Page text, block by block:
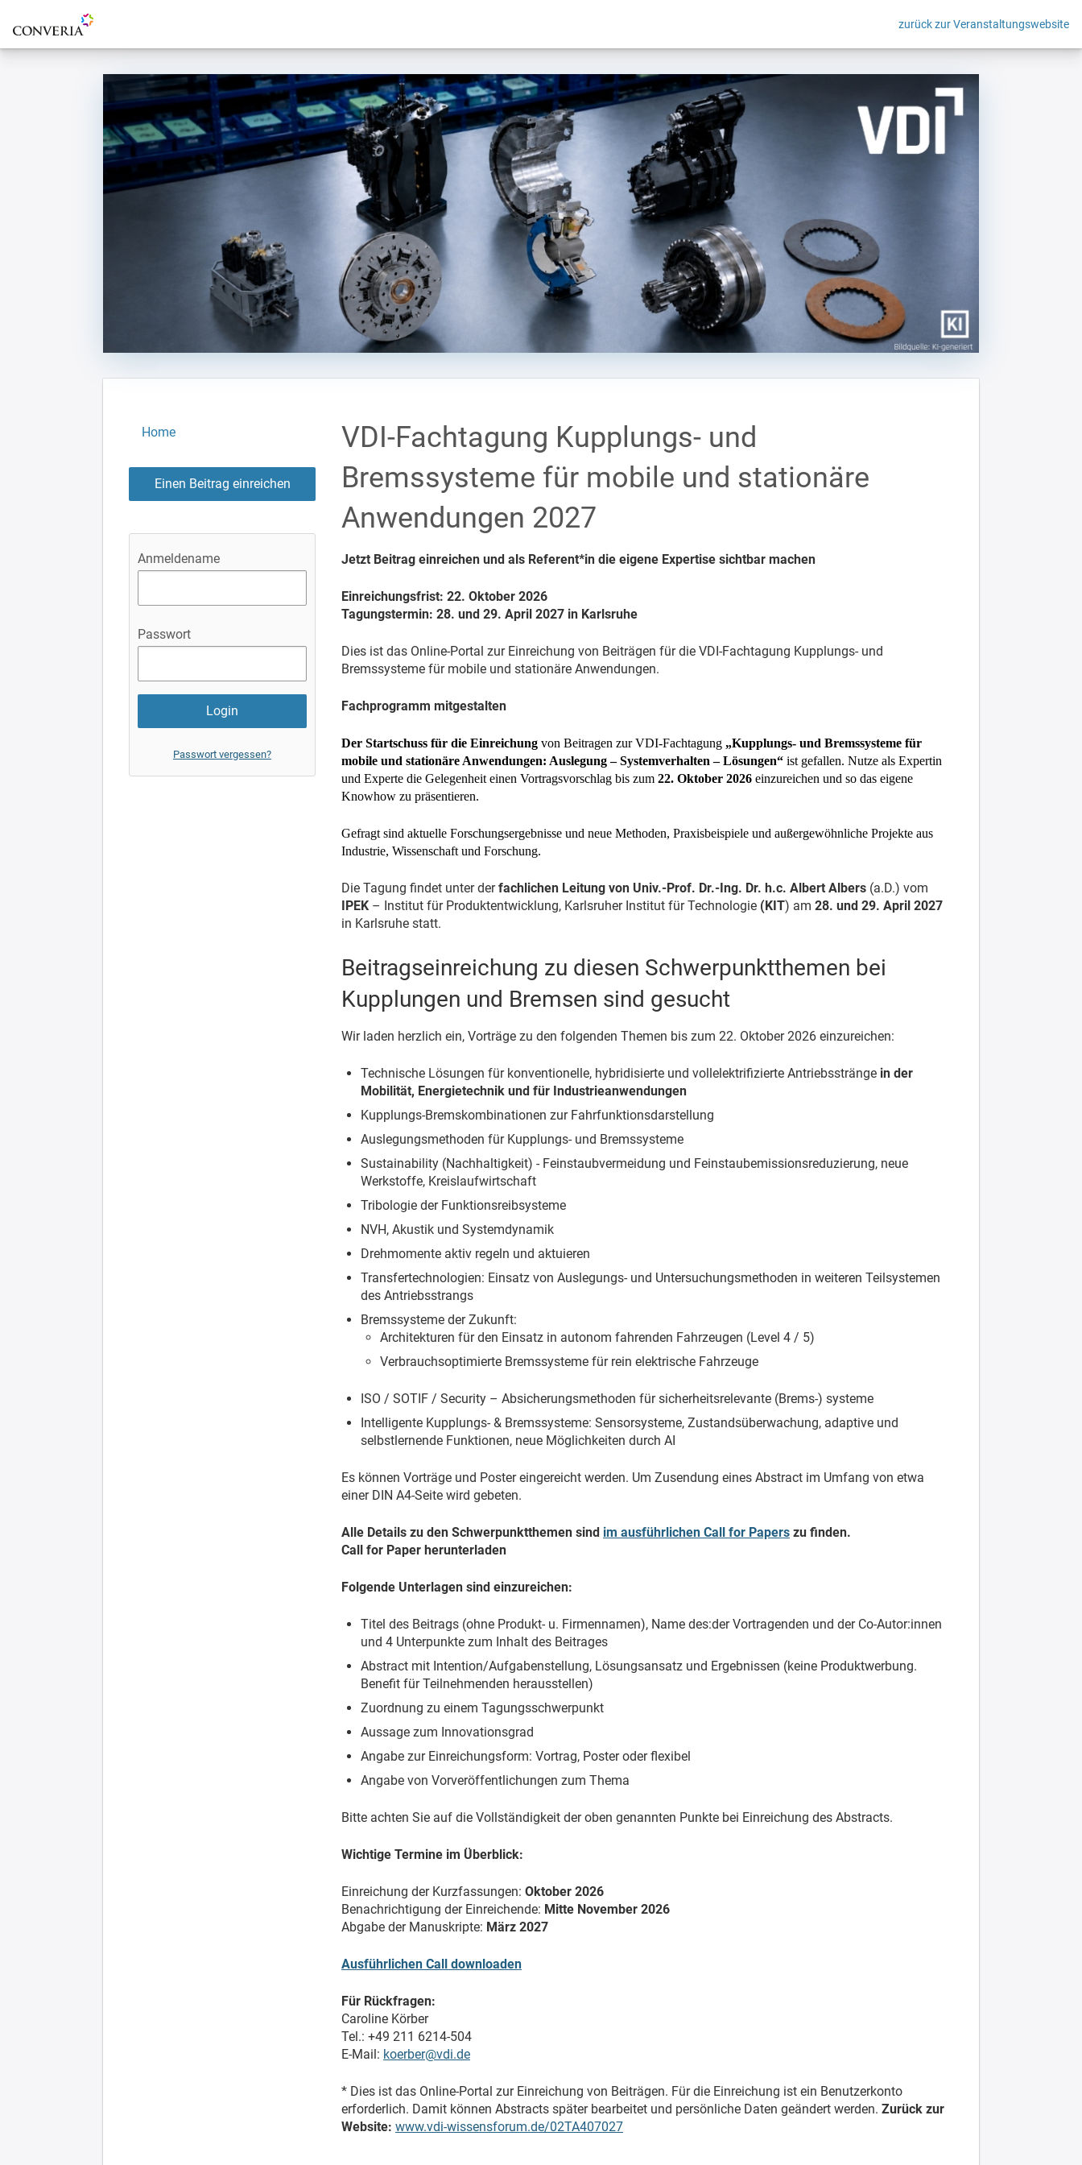
Zur Startseite zurück zur Veranstaltungswebsite
Home
Einen Beitrag einreichen
Anmeldename
Passwort
Passwort vergessen?
VDI-Fachtagung Kupplungs- und
Bremssysteme für mobile und stationäre
Anwendungen 2027
Jetzt Beitrag einreichen und als Referent*in die eigene Expertise sichtbar machen
Einreichungsfrist: 22. Oktober 2026
Tagungstermin: 28. und 29. April 2027 in Karlsruhe
Dies ist das Online-Portal zur Einreichung von Beiträgen für die VDI-Fachtagung Kupplungs- und
Bremssysteme für mobile und stationäre Anwendungen.
Fachprogramm mitgestalten
Der Startschuss für die Einreichung von Beitragen zur VDI-Fachtagung „Kupplungs- und Bremssysteme für
mobile und stationäre Anwendungen: Auslegung – Systemverhalten – Lösungen“ ist gefallen. Nutze als Expertin
und Experte die Gelegenheit einen Vortragsvorschlag bis zum 22. Oktober 2026 einzureichen und so das eigene
Knowhow zu präsentieren.
Gefragt sind aktuelle Forschungsergebnisse und neue Methoden, Praxisbeispiele und außergewöhnliche Projekte aus
Industrie, Wissenschaft und Forschung.
Die Tagung findet unter derfachlichen Leitung von Univ.-Prof. Dr.-Ing. Dr. h.c. Albert Albers (a.D.) vom
IPEK – Institut für Produktentwicklung, Karlsruher Institut für Technologie (KIT) am 28. und 29. April 2027
in Karlsruhe statt.
Beitragseinreichung zu diesen Schwerpunktthemen bei
Kupplungen und Bremsen sind gesucht
Wir laden herzlich ein, Vorträge zu den folgenden Themen bis zum 22. Oktober 2026 einzureichen:
Technische Lösungen für konventionelle, hybridisierte und vollelektrifizierte Antriebsstränge in der
Mobilität, Energietechnik und für Industrieanwendungen
Kupplungs-Bremskombinationen zur Fahrfunktionsdarstellung
Auslegungsmethoden für Kupplungs- und Bremssysteme
Sustainability (Nachhaltigkeit) - Feinstaubvermeidung und Feinstaubemissionsreduzierung, neue
Werkstoffe, Kreislaufwirtschaft
Tribologie der Funktionsreibsysteme
NVH, Akustik und Systemdynamik
Drehmomente aktiv regeln und aktuieren
Transfertechnologien: Einsatz von Auslegungs- und Untersuchungsmethoden in weiteren Teilsystemen
des Antriebsstrangs
Bremssysteme der Zukunft:
Architekturen für den Einsatz in autonom fahrenden Fahrzeugen (Level 4 / 5)
Verbrauchsoptimierte Bremssysteme für rein elektrische Fahrzeuge
ISO / SOTIF / Security – Absicherungsmethoden für sicherheitsrelevante (Brems-) systeme
Intelligente Kupplungs- & Bremssysteme: Sensorsysteme, Zustandsüberwachung, adaptive und
selbstlernende Funktionen, neue Möglichkeiten durch AI
Es können Vorträge und Poster eingereicht werden. Um Zusendung eines Abstract im Umfang von etwa
einer DIN A4-Seite wird gebeten.
Alle Details zu den Schwerpunktthemen sind im ausführlichen Call for Papers zu finden.
Call for Paper herunterladen
Folgende Unterlagen sind einzureichen:
Titel des Beitrags (ohne Produkt- u. Firmennamen), Name des:der Vortragenden und der Co-Autor:innen
und 4 Unterpunkte zum Inhalt des Beitrages
Abstract mit Intention/Aufgabenstellung, Lösungsansatz und Ergebnissen (keine Produktwerbung.
Benefit für Teilnehmenden herausstellen)
Zuordnung zu einem Tagungsschwerpunkt
Aussage zum Innovationsgrad
Angabe zur Einreichungsform: Vortrag, Poster oder flexibel
Angabe von Vorveröffentlichungen zum Thema
Bitte achten Sie auf die Vollständigkeit der oben genannten Punkte bei Einreichung des Abstracts.
Wichtige Termine im Überblick:
Einreichung der Kurzfassungen: Oktober 2026
Benachrichtigung der Einreichende: Mitte November 2026
Abgabe der Manuskripte: März 2027
Ausführlichen Call downloaden
Für Rückfragen:
Caroline Körber
Tel.: +49 211 6214-504
E-Mail: koerber@vdi.de
* Dies ist das Online-Portal zur Einreichung von Beiträgen. Für die Einreichung ist ein Benutzerkonto
erforderlich. Damit können Abstracts später bearbeitet und persönliche Daten geändert werden. Zurück zur
Website: www.vdi-wissensforum.de/02TA407027